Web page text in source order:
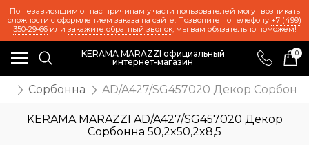
По независящим от нас причинам у части пользователей могут возникать
сложности с оформлением заказа на сайте. Позвоните по телефону +7 (499)
350-29-66или закажите обратный звонок, мы вам обязательно поможем!
KERAMA MARAZZI официальный
интернет-магазин
0
Сорбонна AD/A427/SG457020 Декор
KERAMA MARAZZI AD/A427/SG457020 Декор
Сорбонна 50,2x50,2x8,5